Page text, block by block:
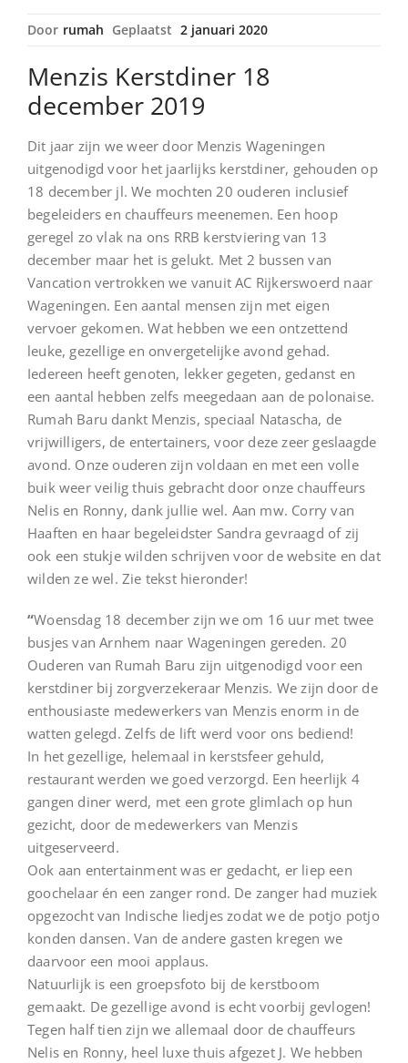
Door rumah Geplaatst 2 januari 2020
Menzis Kerstdiner 18
december 2019
Dit jaar zijn we weer door Menzis Wageningen
uitgenodigd voor het jaarlijks kerstdiner, gehouden op
18 december jl. We mochten 20 ouderen inclusief
begeleiders en chauffeurs meenemen. Een hoop
geregel zo vlak na ons RRB kerstviering van 13
december maar het is gelukt. Met 2 bussen van
Vancation vertrokken we vanuit AC Rijkerswoerd naar
Wageningen. Een aantal mensen zijn met eigen
vervoer gekomen. Wat hebben we een ontzettend
leuke, gezellige en onvergetelijke avond gehad.
Iedereen heeft genoten, lekker gegeten, gedanst en
een aantal hebben zelfs meegedaan aan de polonaise.
Rumah Baru dankt Menzis, speciaal Natascha, de
vrijwilligers, de entertainers, voor deze zeer geslaagde
avond. Onze ouderen zijn voldaan en met een volle
buik weer veilig thuis gebracht door onze chauffeurs
Nelis en Ronny, dank jullie wel. Aan mw. Corry van
Haaften en haar begeleidster Sandra gevraagd of zij
ook een stukje wilden schrijven voor de website en dat
wilden ze wel. Zie tekst hieronder!
“Woensdag 18 december zijn we om 16 uur met twee
busjes van Arnhem naar Wageningen gereden. 20
Ouderen van Rumah Baru zijn uitgenodigd voor een
kerstdiner bij zorgverzekeraar Menzis. We zijn door de
enthousiaste medewerkers van Menzis enorm in de
watten gelegd. Zelfs de lift werd voor ons bediend!
In het gezellige, helemaal in kerstsfeer gehuld,
restaurant werden we goed verzorgd. Een heerlijk 4
gangen diner werd, met een grote glimlach op hun
gezicht, door de medewerkers van Menzis
uitgeserveerd.
Ook aan entertainment was er gedacht, er liep een
goochelaar én een zanger rond. De zanger had muziek
opgezocht van Indische liedjes zodat we de potjo potjo
konden dansen. Van de andere gasten kregen we
daarvoor een mooi applaus.
Natuurlijk is een groepsfoto bij de kerstboom
gemaakt. De gezellige avond is echt voorbij gevlogen!
Tegen half tien zijn we allemaal door de chauffeurs
Nelis en Ronny, heel luxe thuis afgezet J. We hebben